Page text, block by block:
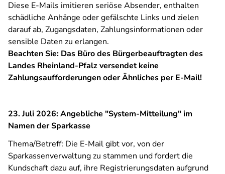
Diese E-Mails imitieren seriöse Absender, enthalten
schädliche Anhänge oder gefälschte Links und zielen
darauf ab, Zugangsdaten, Zahlungsinformationen oder
sensible Daten zu erlangen.
Beachten Sie: Das Büro des Bürgerbeauftragten des
Landes Rheinland-Pfalz versendet keine
Zahlungsaufforderungen oder Ähnliches per E-Mail!
23. Juli 2026: Angebliche "System-Mitteilung" im
Namen der Sparkasse
Thema/Betreff: Die E-Mail gibt vor, von der
Sparkassenverwaltung zu stammen und fordert die
Kundschaft dazu auf, ihre Registrierungsdaten aufgrund